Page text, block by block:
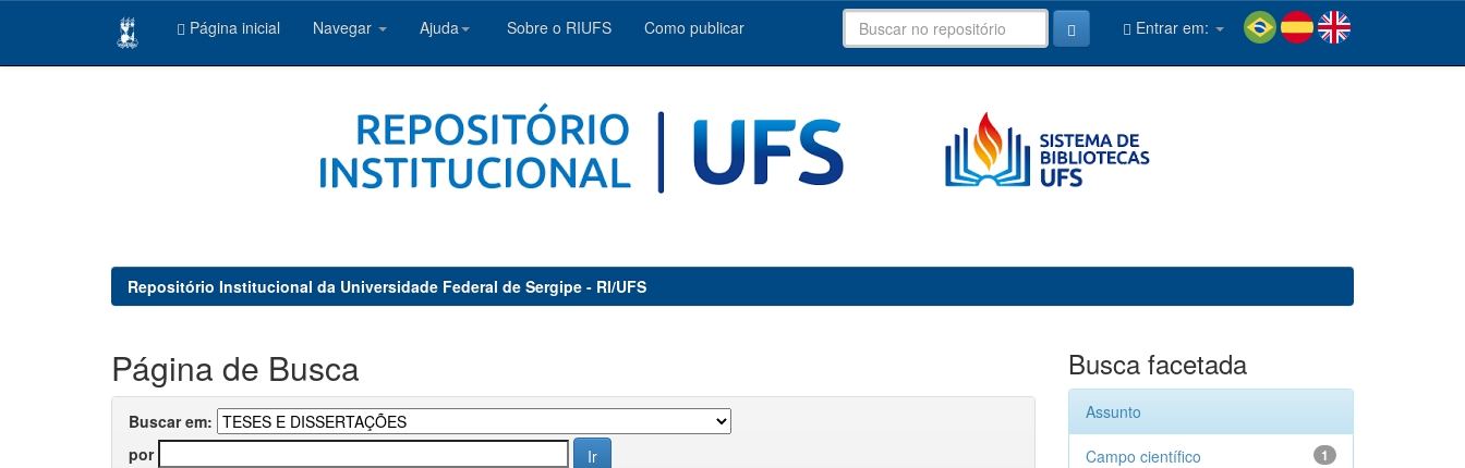
Página inicial Navegar Ajuda Sobre o RIUFS Como publicar Entrar em:
Repositório Institucional da Universidade Federal de Sergipe - RI/UFS
Página de Busca
Buscar em:
por
Busca facetada
Assunto
1
Campo científico